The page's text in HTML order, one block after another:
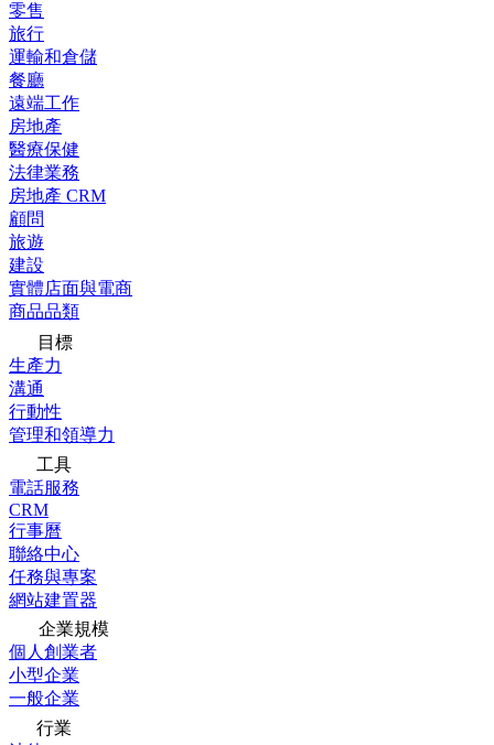
零售
旅行
運輸和倉儲
餐廳
遠端工作
房地產
醫療保健
法律業務
房地產 CRM
顧問
旅遊
建設
實體店面與電商
商品品類
目標
生產力
溝通
行動性
管理和領導力
工具
電話服務
CRM
行事曆
聯絡中心
任務與專案
網站建置器
企業規模
個人創業者
小型企業
一般企業
行業